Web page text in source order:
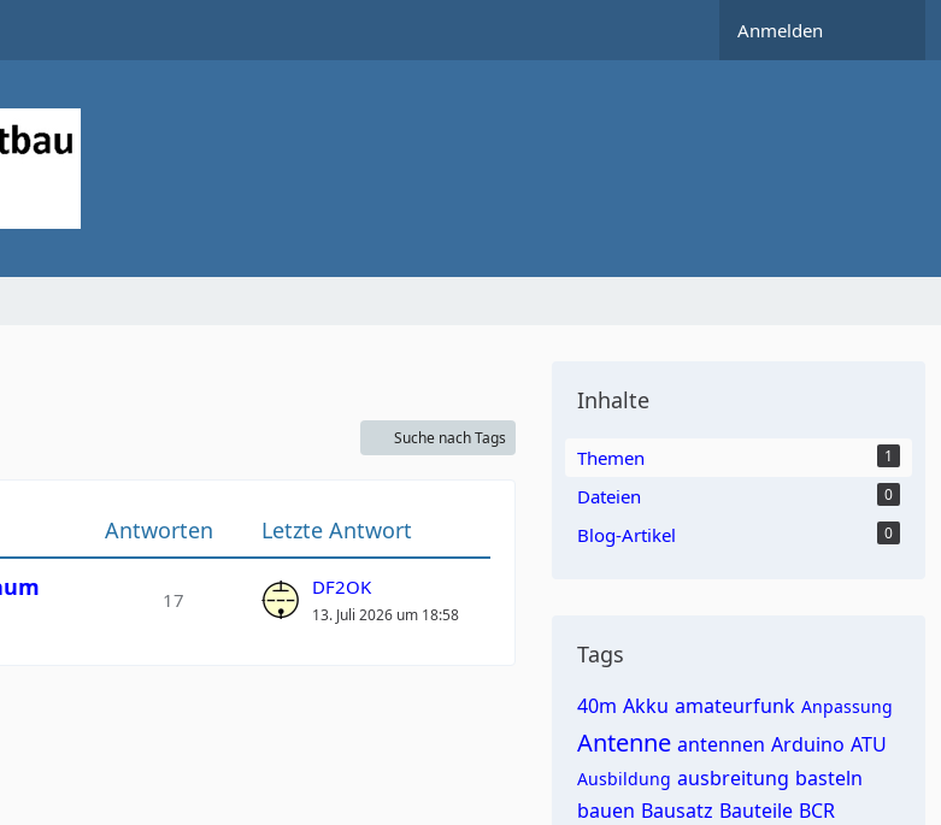
Anmelden
Suche nach Tags
Antworten
Letzte Antwort
17
DF2OK
13. Juli 2026 um 18:58
Inhalte
Themen 1
Dateien 0
Blog-Artikel 0
Tags
40m Akku amateurfunk Anpassung
Antenne antennen Arduino ATU
Ausbildung ausbreitung basteln
bauen Bausatz Bauteile BCR